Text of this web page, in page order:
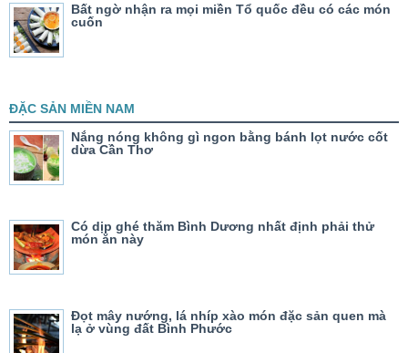
Bất ngờ nhận ra mọi miền Tổ quốc đều có các món
cuốn
ĐẶC SẢN MIỀN NAM
Nắng nóng không gì ngon bằng bánh lọt nước cốt
dừa Cần Thơ
Có dịp ghé thăm Bình Dương nhất định phải thử
món ăn này
Đọt mây nướng, lá nhíp xào món đặc sản quen mà
lạ ở vùng đất Bình Phước